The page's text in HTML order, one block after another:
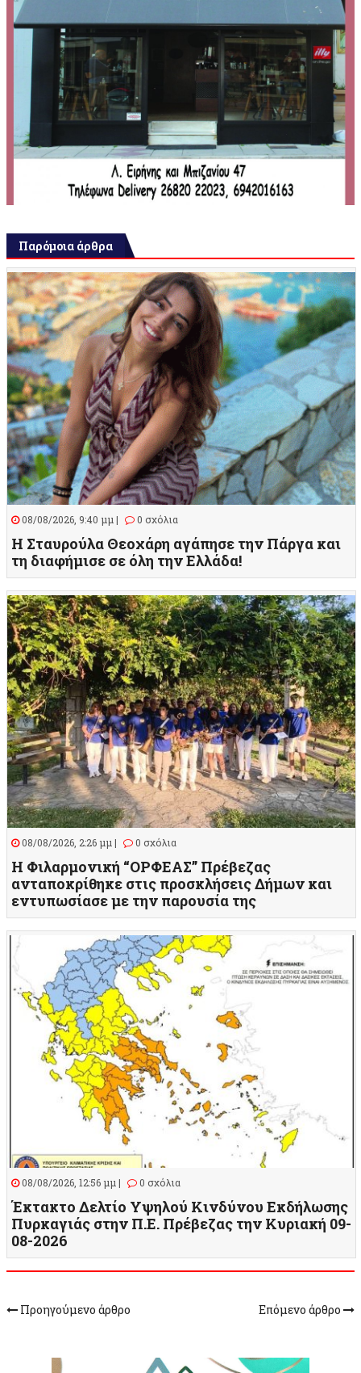
Παρόμοια άρθρα
08/08/2026, 9:40 μμ | 0 σχόλια
Η Σταυρούλα Θεοχάρη αγάπησε την Πάργα και
τη διαφήμισε σε όλη την Ελλάδα!
08/08/2026, 2:26 μμ | 0 σχόλια
Η Φιλαρμονική “ΟΡΦΕΑΣ” Πρέβεζας
ανταποκρίθηκε στις προσκλήσεις Δήμων και
εντυπωσίασε με την παρουσία της
08/08/2026, 12:56 μμ | 0 σχόλια
Έκτακτο Δελτίο Υψηλού Κινδύνου Εκδήλωσης
Πυρκαγιάς στην Π.Ε. Πρέβεζας την Κυριακή 09-
08-2026
Προηγούμενο άρθρο Επόμενο άρθρο